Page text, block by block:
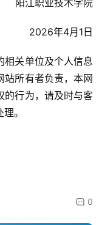
阳江职业技术学院
2026年4月1日
相关单位及个人信息
站所有者负责，本网
的行为，请及时与客
。
0